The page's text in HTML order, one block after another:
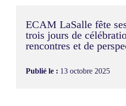
ECAM LaSalle fête
trois jours de
rencontres et de
Publié le : 13 octobre 2025